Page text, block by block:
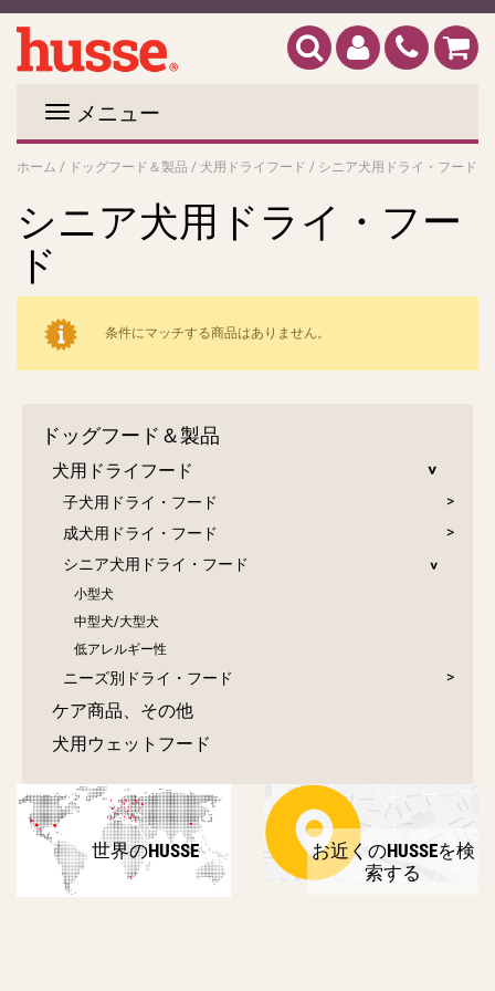
メニュー
ホーム / ドッグフード＆製品 / 犬用ドライフード / シニア犬用ドライ・フード
シニア犬用ドライ・フー
ド
条件にマッチする商品はありません。
ドッグフード＆製品
犬用ドライフード
子犬用ドライ・フード
成犬用ドライ・フード
シニア犬用ドライ・フード
小型犬
中型犬/大型犬
低アレルギー性
ニーズ別ドライ・フード
ケア商品、その他
犬用ウェットフード
世界のHUSSE
お近くのHUSSEを検
索する